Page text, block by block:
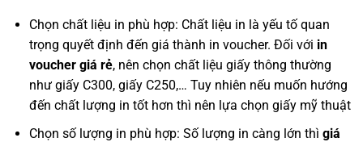
Chọn chất liệu in phù hợp: Chất liệu in là yếu tố quan
trọng quyết định đến giá thành in voucher. Đối với in
voucher giá rẻ, nên chọn chất liệu giấy thông thường
như giấy C300, giấy C250,… Tuy nhiên nếu muốn hướng
đến chất lượng in tốt hơn thì nên lựa chọn giấy mỹ thuật
Chọn số lượng in phù hợp: Số lượng in càng lớn thì giá